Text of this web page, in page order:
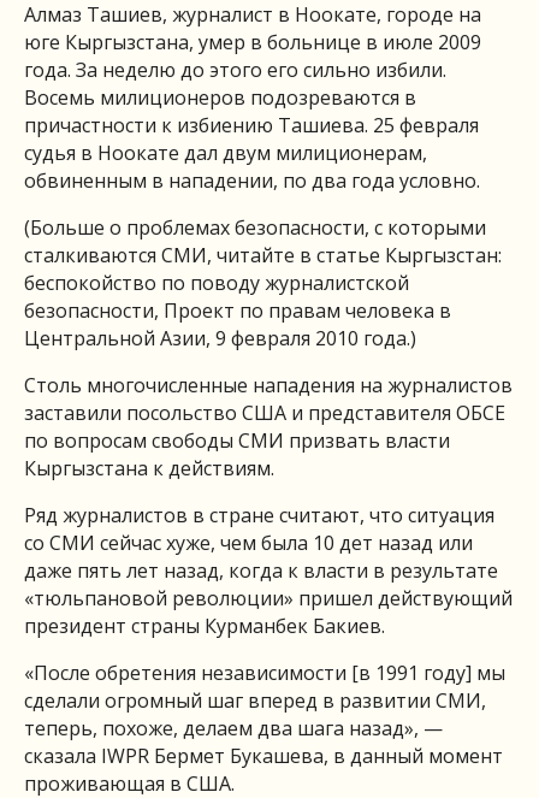
Алмаз Ташиев, журналист в Ноокате, городе на
юге Кыргызстана, умер в больнице в июле 2009
года. За неделю до этого его сильно избили.
Восемь милиционеров подозреваются в
причастности к избиению Ташиева. 25 февраля
судья в Ноокате дал двум милиционерам,
обвиненным в нападении, по два года условно.
(Больше о проблемах безопасности, с которыми
сталкиваются СМИ, читайте в статье Кыргызстан:
беспокойство по поводу журналистской
безопасности, Проект по правам человека в
Центральной Азии, 9 февраля 2010 года.)
Столь многочисленные нападения на журналистов
заставили посольство США и представителя ОБСЕ
по вопросам свободы СМИ призвать власти
Кыргызстана к действиям.
Ряд журналистов в стране считают, что ситуация
со СМИ сейчас хуже, чем была 10 дет назад или
даже пять лет назад, когда к власти в результате
«тюльпановой революции» пришел действующий
президент страны Курманбек Бакиев.
«После обретения независимости [в 1991 году] мы
сделали огромный шаг вперед в развитии СМИ,
теперь, похоже, делаем два шага назад», —
сказала IWPR Бермет Букашева, в данный момент
проживающая в США.